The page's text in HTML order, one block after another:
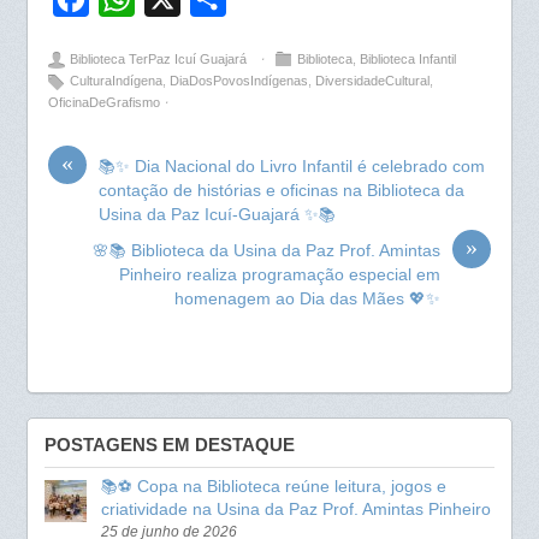
c
e
k
a
t
A
p
p
a
Biblioteca TerPaz Icuí Guajará ⋅ Biblioteca, Biblioteca Infantil
CulturaIndígena, DiaDosPovosIndígenas DiversidadeCultural,
OficinaDeGrafismo ⋅
«
📚✨ Dia Nacional do Livro Infantil é celebrado com
contação de histórias e oficinas na Biblioteca da
Usina da Paz Icuí-Guajará ✨📚
»
🌸📚 Biblioteca da Usina da Paz Prof. Amintas
Pinheiro realiza programação especial em
homenagem ao Dia das Mães 💖✨
POSTAGENS EM DESTAQUE
📚⚽ Copa na Biblioteca reúne leitura, jogos e
criatividade na Usina da Paz Prof. Amintas Pinheiro
25 de junho de 2026